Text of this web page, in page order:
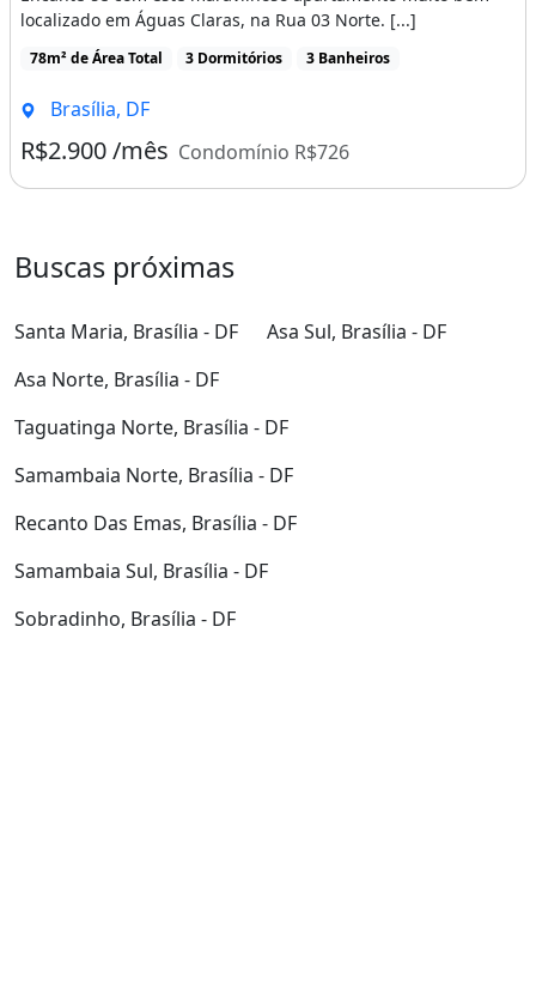
localizado em Águas Claras, na Rua 03 Norte. [...]
78m² de Área Total 3 Dormitórios 3 Banheiros
Brasília, DF
R$2.900 /mês Condomínio R$726
Buscas próximas
Santa Maria, Brasília - DF
Asa Sul, Brasília - DF
Asa Norte, Brasília - DF
Taguatinga Norte, Brasília - DF
Samambaia Norte, Brasília - DF
Recanto Das Emas, Brasília - DF
Samambaia Sul, Brasília - DF
Sobradinho, Brasília - DF